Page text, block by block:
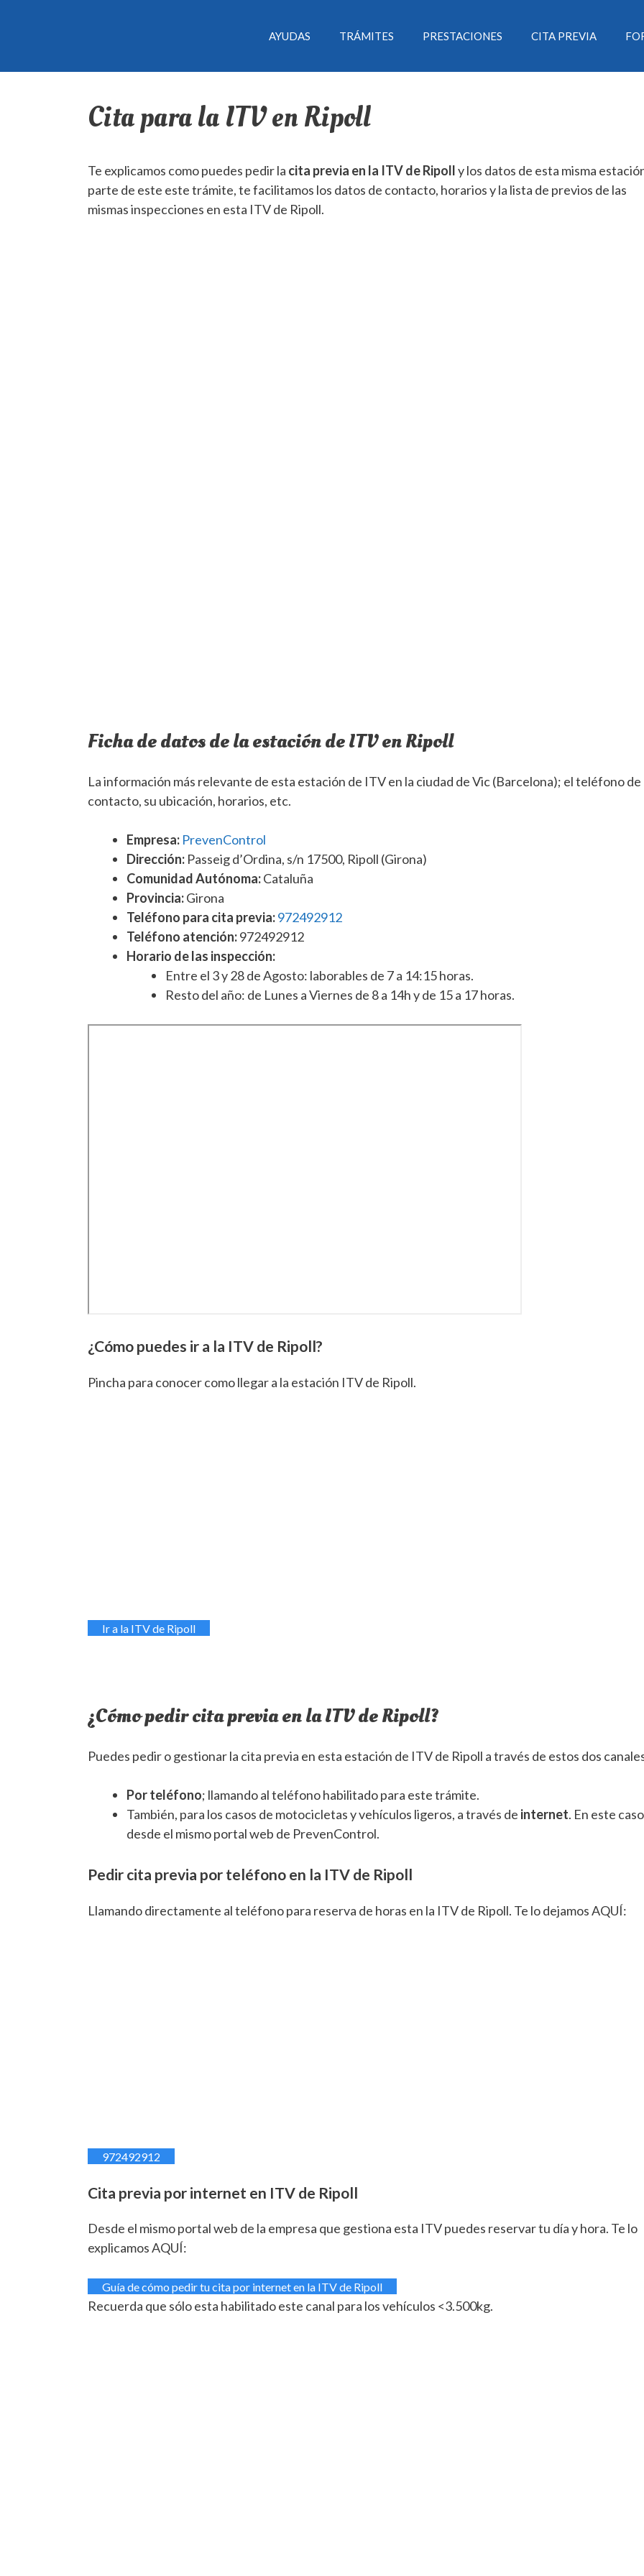
AYUDAS TRÁMITES PRESTACIONES CITA PREVIA
Cita para la ITV en Ripoll
Te explicamos como puedes pedir la cita previa en la ITV de Ripolly los datos de esta misma
parte de este este trámite, te facilitamos los datos de contacto, horarios y la lista de previos de las
mismas inspecciones en esta ITV de Ripoll.
Ficha de datos de la estación de ITV en Ripoll
La información más relevante de esta estación de ITV en la ciudad de Vic (Barcelona); el teléfono de
contacto, su ubicación, horarios, etc.
Empresa: PrevenControl
Dirección: Passeig d’Ordina, s/n 17500, Ripoll (Girona)
Comunidad Autónoma:Cataluña
Provincia:Girona
Teléfono para cita previa:972492912
Teléfono atención:972492912
Horario de las inspección:
Entre el 3 y 28 de Agosto: laborables de 7 a 14:15 horas.
Resto del año: de Lunes a Viernes de 8 a 14h y de 15 a 17 horas.
¿Cómo puedes ir a la ITV de Ripoll?
Pincha para conocer como llegar a la estación ITV de Ripoll.
Ir a la ITV de Ripoll
¿Cómo pedir cita previa en la ITV de Ripoll?
Puedes pedir o gestionar la cita previa en esta estación de ITV de Ripoll a través de estos dos
Por teléfono; llamando al teléfono habilitado para este trámite.
También, para los casos de motocicletas y vehículos ligeros, a través de internet. En este
desde el mismo portal web de PrevenControl.
Pedir cita previa por teléfono en la ITV de Ripoll
Llamando directamente al teléfono para reserva de horas en la ITV de Ripoll. Te lo dejamos AQUÍ:
972492912
Cita previa por internet en ITV de Ripoll
Desde el mismo portal web de la empresa que gestiona esta ITV puedes reservar tu día y hora. Te lo
explicamos AQUÍ:
Guía de cómo pedir tu cita por internet en la ITV de Ripoll
Recuerda que sólo esta habilitado este canal para los vehículos <3.500kg.